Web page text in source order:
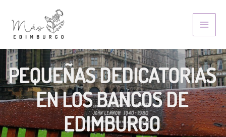
content
PEQUEÑAS DEDICATORIAS
EN LOS BANCOS DE
EDIMBURGO